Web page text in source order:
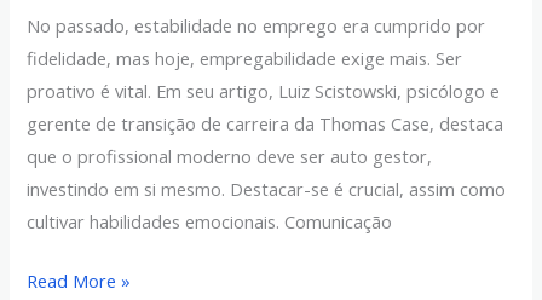
No passado, estabilidade no emprego era cumprido por
fidelidade, mas hoje, empregabilidade exige mais. Ser
proativo é vital. Em seu artigo, Luiz Scistowski, psicólogo e
gerente de transição de carreira da Thomas Case, destaca
que o profissional moderno deve ser auto gestor,
investindo em si mesmo. Destacar-se é crucial, assim como
cultivar habilidades emocionais. Comunicação
Read More »